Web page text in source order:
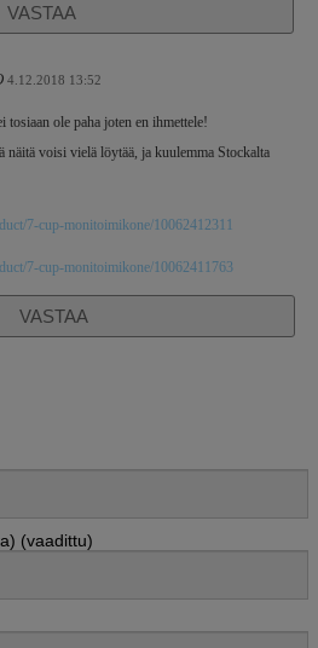
VASTAA
4.12.2018 13:52
ole paha joten en ihmettele!
voisi vielä löytää, ja kuulemma Stockalta
7-cup-monitoimikone/10062412311
7-cup-monitoimikone/10062411763
VASTAA
(vaadittu)